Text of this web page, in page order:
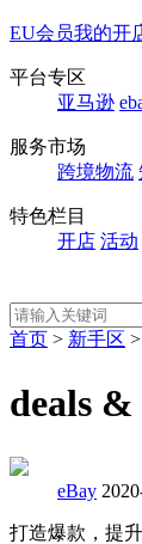
EU会员我的开
平台专区
亚马逊
服务市场
跨境物流
特色栏目
开店 活动
首页 > 新手区 >
deals
eBay
打造爆款，提